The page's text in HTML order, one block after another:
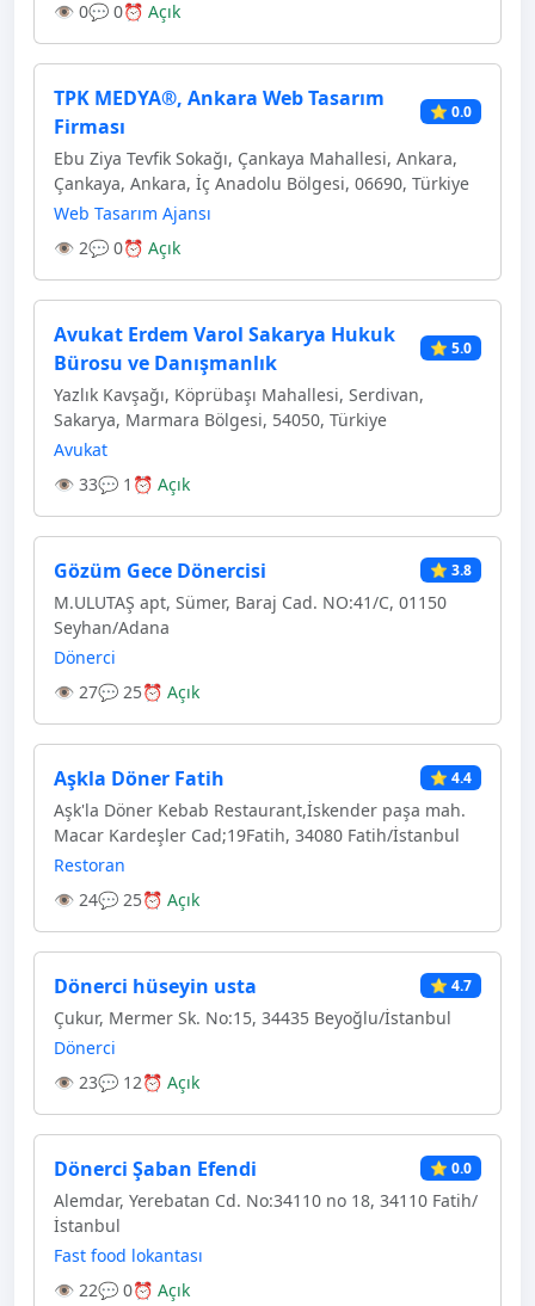
👁 0💬 0⏰ Açık
TPK MEDYA®, Ankara Web Tasarım
Firması
⭐ 0.0
Ebu Ziya Tevfik Sokağı, Çankaya Mahallesi, Ankara,
Çankaya, Ankara, İç Anadolu Bölgesi, 06690, Türkiye
Web Tasarım Ajansı
👁 2💬 0⏰ Açık
Avukat Erdem Varol Sakarya Hukuk
Bürosu ve Danışmanlık
⭐ 5.0
Yazlık Kavşağı, Köprübaşı Mahallesi, Serdivan,
Sakarya, Marmara Bölgesi, 54050, Türkiye
Avukat
👁 33💬 1 ⏰ Açık
Gözüm Gece Dönercisi ⭐ 3.8
M.ULUTAŞ apt, Sümer, Baraj Cad. NO:41/C, 01150
Seyhan/Adana
Dönerci
👁 27💬 25⏰ Açık
Aşkla Döner Fatih ⭐ 4.4
Aşk'la Döner Kebab Restaurant,İskender paşa mah.
Macar Kardeşler Cad;19Fatih, 34080 Fatih/İstanbul
Restoran
👁 24💬 25⏰ Açık
Dönerci hüseyin usta ⭐ 4.7
Çukur, Mermer Sk. No:15, 34435 Beyoğlu/İstanbul
Dönerci
👁 23💬 12⏰ Açık
Dönerci Şaban Efendi ⭐ 0.0
Alemdar, Yerebatan Cd. No:34110 no 18, 34110 Fatih/
İstanbul
Fast food lokantası
👁 22💬 0⏰ Açık